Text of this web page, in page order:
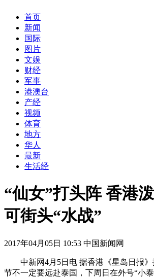
首页
新闻
国际
图片
文娱
财经
军事
港澳台
产经
视频
体育
地方
华人
最新
生活经
“仙女”打头阵 香港
可街头“水战”
2017年04月05日 10:53 中国新闻网
中新网4月5日电 据香港《星岛日报》
节不一定要远赴泰国，下周日在外号“小